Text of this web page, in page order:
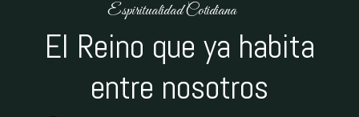
Espiritualidad Cotidiana
El Reino que ya habita
entre nosotros